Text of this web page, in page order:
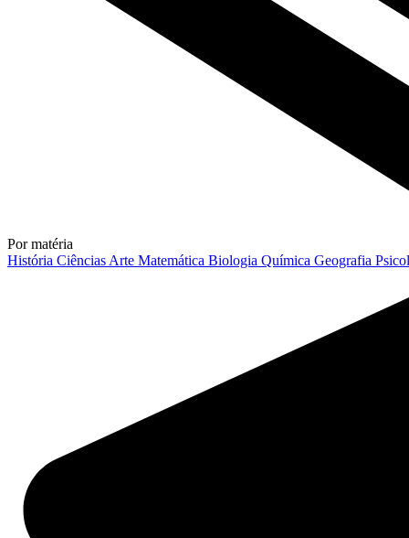
Por matéria
História Ciências Arte Matemática Biologia Química Geografia